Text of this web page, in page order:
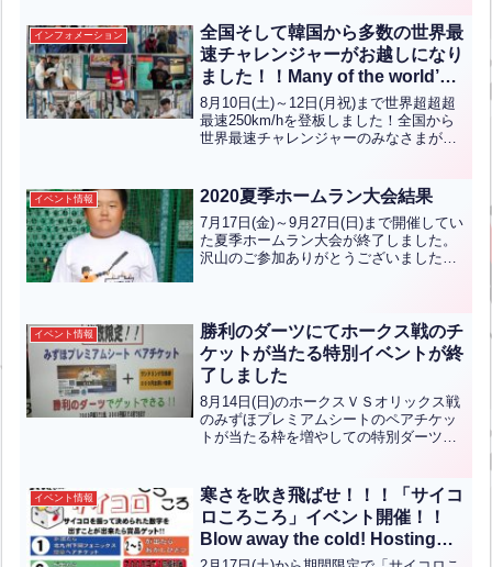
ムをお渡ししています！くじ引きガムと
は4種類の色があり、赤が出...全文はクリ
ック
インフォメーション
全国そして韓国から多数の世界最
速チャレンジャーがお越しになり
ました！！Many of the world’s
fastest challengers have come
from across the country and
from South Korea!！【ENG
8月10日(土)～12日(月祝)まで世界超超超
最速250km/hを登板しました！全国から
世界最速チャレンジャーのみなさまが遊
覧になり、三萩野バッティングセンター
のサイト...全文はクリック
イベント情報 2020夏季ホームラン大会結果
7月17日(金)～9月27日(日)まで開催してい
た夏季ホームラン大会が終了しました。
沢山のご参加ありがとうございました！
優勝は5...全文はクリック
イベント情報
勝利のダーツにてホークス戦のチ
ケットが当たる特別イベントが終
了しました
8月14日(日)のホークスＶＳオリックス戦
のみずほプレミアムシートのペアチケッ
トが当たる枠を増やしての特別ダーツを
の機会を楽しみにされてください。※数
量限定で店内のみの...全文はクリック
イベント情報
寒さを吹き飛ばせ！！！「サイコ
ロころころ」イベント開催！！
Blow away the cold! Hosting
the ‘Korokoro Dice’ event!!(英中